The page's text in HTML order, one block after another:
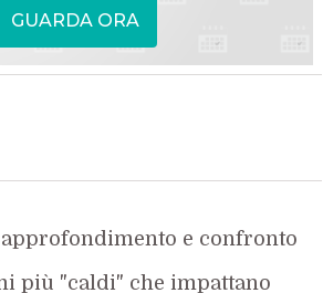
GUARDA ORA
e confronto
più "caldi" che impattano